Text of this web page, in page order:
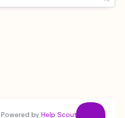
Powered by Help Scout